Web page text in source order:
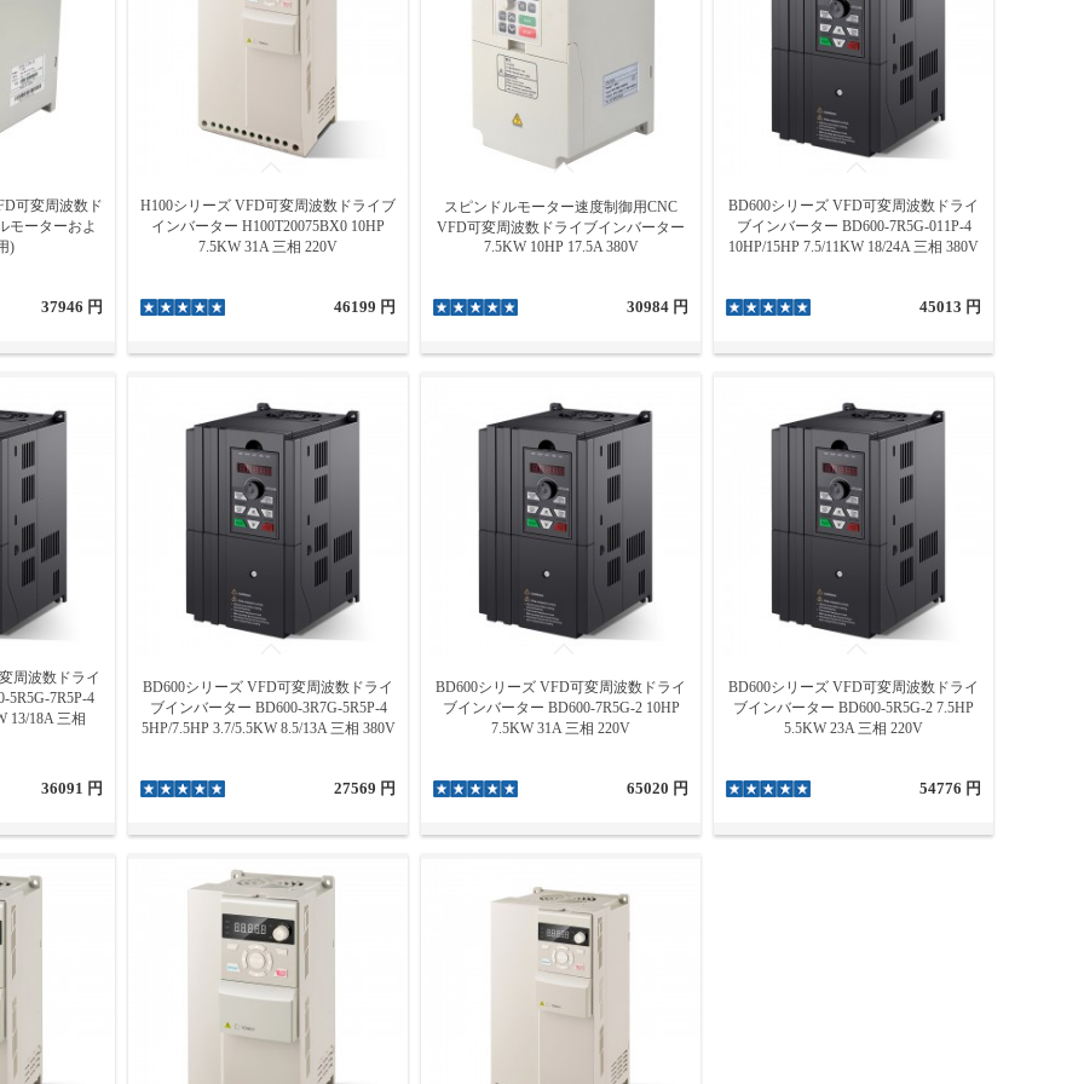
可変周波数ド
モーターおよ
)
37946 円
H100シリーズ VFD可変周波数ドライブ
インバーター H100T20075BX0 10HP
7.5KW 31A 三相 220V
46199 円
スピンドルモーター速度制御用CNC
VFD可変周波数ドライブインバーター
7.5KW 10HP 17.5A 380V
30984 円
BD600シリーズ VFD可変周波数ドライ
ブインバーター BD600-7R5G-011P-4
10HP/15HP 7.5/11KW 18/24A 三相 380V
45013 円
周波数ドライ
5R5G-7R5P-4
13/18A 三相
36091 円
BD600シリーズ VFD可変周波数ドライ
ブインバーター BD600-3R7G-5R5P-4
5HP/7.5HP 3.7/5.5KW 8.5/13A 三相 380V
27569 円
BD600シリーズ VFD可変周波数ドライ
ブインバーター BD600-7R5G-2 10HP
7.5KW 31A 三相 220V
65020 円
BD600シリーズ VFD可変周波数ドライ
ブインバーター BD600-5R5G-2 7.5HP
5.5KW 23A 三相 220V
54776 円